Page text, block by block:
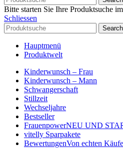
Bitte starten Sie Ihre Produktsuche
Schliessen
Search
Hauptmenü
Produktwelt
Kinderwunsch – Frau
Kinderwunsch – Mann
Schwangerschaft
Stillzeit
Wechseljahre
Bestseller
FrauenpowerNEU UND
vitelly Sparpakete
BewertungenVon echten